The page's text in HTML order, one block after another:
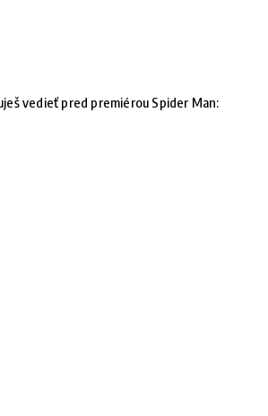
vedieť pred premiérou Spider Man: